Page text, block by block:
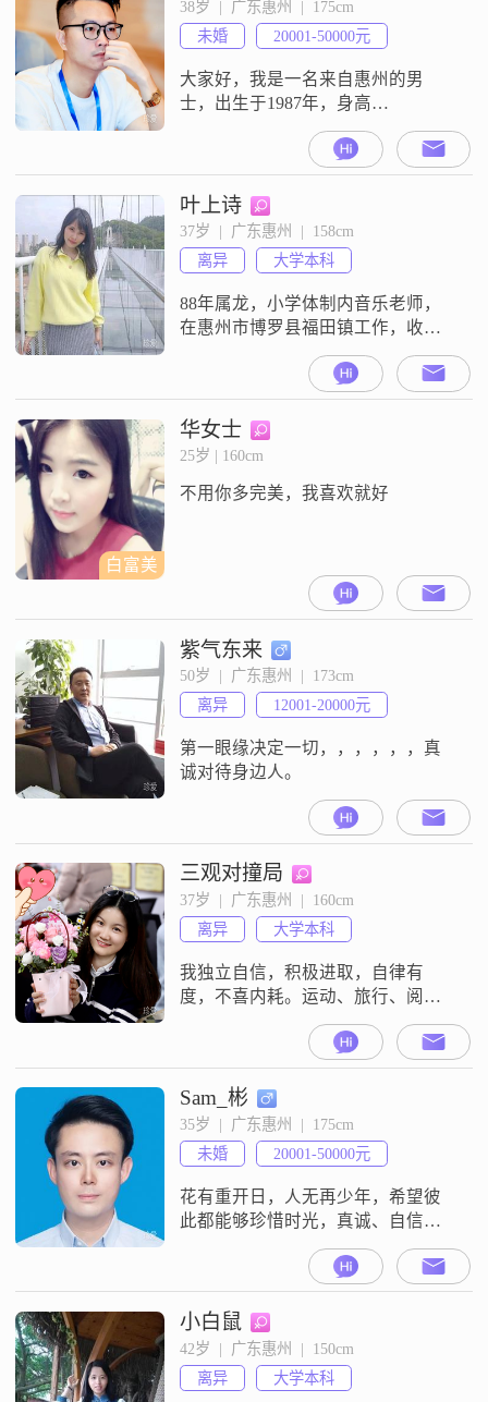
##3002##平时爱好挺多，是个电影
爱好者，常常沉浸在精彩的电影世
界里##
38岁  |  广东惠州  |  175cm
未婚
20001-50000元
大家好，我是一名来自惠州的男
士，出生于1987年，身高
175cm##3002##我在惠州有着稳定的
工作，月收入在20001到50000元之
间##3002##我拥有大学本科学历，
在工作中我一直保持着认真负责的
态度##3002##我觉得自己是一个稳
重可靠的人，在生活和工作中都能
够承担起应有的责任##3002##我也
比较幽默
叶上诗
37岁  |  广东惠州  |  158cm
离异
大学本科
88年属龙，小学体制内音乐老师，
在惠州市博罗县福田镇工作，收入
稳定。本人情绪也稳定，性格开
朗，乐观积极，洁身自好。很少上
来这里，不喜欢耗时间在在无用社
交上，又怕交到不正经或不干净的
朋友，抱着宁缺毋滥的态度，既不
寄予未来的感情厚厚的期待和款款
白富美
华女士
25岁 | 160cm
不用你多完美，我喜欢就好
紫气东来
50岁  |  广东惠州  |  173cm
离异
12001-20000元
第一眼缘决定一切，，，，，，真
诚对待身边人。
三观对撞局
37岁  |  广东惠州  |  160cm
离异
大学本科
我独立自信，积极进取，自律有
度，不喜内耗。运动、旅行、阅
读、摄影都是我喜欢的事。日常运
动是我最简单的充电方式，拥有能
量充沛的身心加持，使我更加懂得
接纳自己、善待他人，坦然接看待
周遭的更迭规律，顺时而安，始终
保持内心的勇敢和热情，满心热爱
人间烟火。就职于上市集团企业，
从事财务相关工作，庆幸在打拼的
年纪选择了适配的平台，能
Sam_彬
35岁  |  广东惠州  |  175cm
未婚
20001-50000元
花有重开日，人无再少年，希望彼
此都能够珍惜时光，真诚、自信、
小白鼠
42岁  |  广东惠州  |  150cm
离异
大学本科